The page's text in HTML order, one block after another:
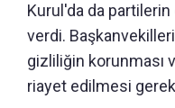
Kurul'da da
verdi.
gizliliğin korunması
riayet edilmesi